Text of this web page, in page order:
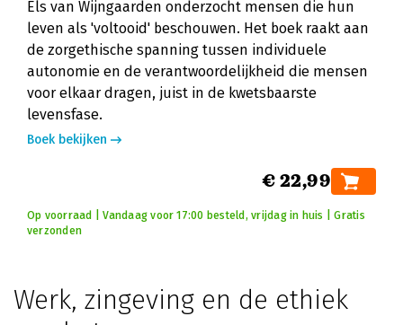
Els van Wijngaarden onderzocht mensen die hun
leven als 'voltooid' beschouwen. Het boek raakt aan
de zorgethische spanning tussen individuele
autonomie en de verantwoordelijkheid die mensen
voor elkaar dragen, juist in de kwetsbaarste
levensfase.
Boek bekijken
€ 22,99
Op voorraad | Vandaag voor 17:00 besteld, vrijdag in huis | Gratis
verzonden
Werk, zingeving en de ethiek